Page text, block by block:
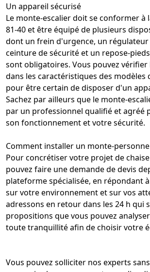
Un appareil sécurisé
Le monte-escalier doit se conformer à
81-40 et être équipé de plusieurs
dont un frein d'urgence, un
ceinture de sécurité et un repose-
sont obligatoires. Vous pouvez
dans les caractéristiques des modèles
pour être certain de disposer d'un
Sachez par ailleurs que le monte-
par un professionnel qualifié et agréé
son fonctionnement et votre sécurité.
Comment installer un monte-
Pour concrétiser votre projet de
pouvez faire une demande de devis
plateforme spécialisée, en répondant
sur votre environnement et sur vos
adressons en retour dans les 24 h qui
propositions que vous pouvez
toute tranquillité afin de choisir votre
Vous pouvez solliciter nos experts